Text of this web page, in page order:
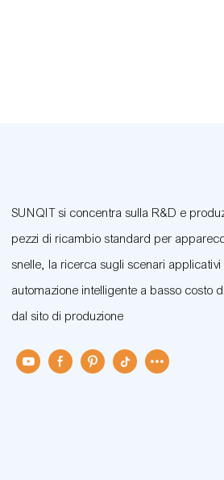
SUNQIT si concentra sulla R&D e
pezzi di ricambio standard per
snelle, la ricerca sugli scenari applicativi
automazione intelligente a basso costo
dal sito di produzione